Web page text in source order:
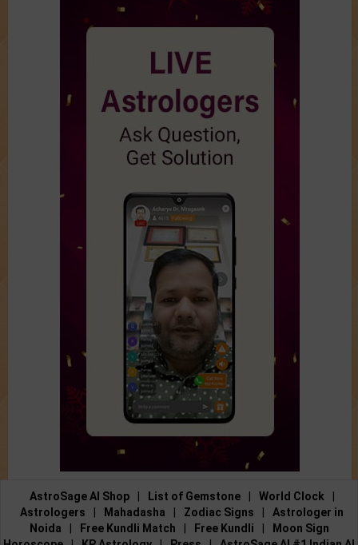
AstroSage AI Shop List of Gemstone World Clock
Astrologers
Mahadasha Zodiac Signs
Astrologer in
Noida
Free Kundli Match Free Kundli
Moon Sign